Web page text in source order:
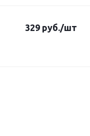
329 руб./шт